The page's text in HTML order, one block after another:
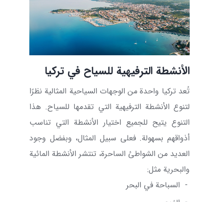
الأنشطة الترفيهية للسياح في تركيا
تُعد تركيا واحدة من الوجهات السياحية المثالية نظرًا
لتنوع الأنشطة الترفيهية التي تقدمها للسياح. هذا
التنوع يتيح للجميع اختيار الأنشطة التي تناسب
أذواقهم بسهولة. فعلى سبيل المثال، وبفضل وجود
العديد من الشواطئ الساحرة، تنتشر الأنشطة المائية
والبحرية مثل:
- السباحة في البحر